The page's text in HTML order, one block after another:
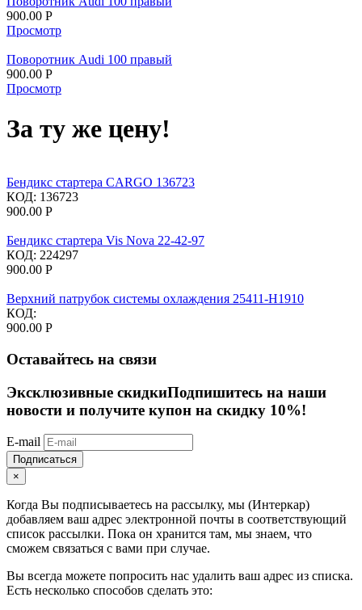
900.00 Р
Просмотр
Поворотник Audi 100 правый
900.00 Р
Просмотр
За ту же цену!
Бендикс стартера CARGO 136723
КОД: 136723
900.00 Р
Бендикс стартера Vis Nova 22-42-97
КОД: 224297
900.00 Р
Верхний патрубок системы охлаждения 25411-H1910
КОД:
900.00 Р
Оставайтесь на связи
Эксклюзивные скидкиПодпишитесь на наши
новости и получите купон на скидку 10%!
E-mail
Подписаться
×
Когда Вы подписываетесь на рассылку, мы (Интеркар)
добавляем ваш адрес электронной почты в соответствующий
список рассылки. Пока он хранится там, мы знаем, что
сможем связаться с вами при случае.
Вы всегда можете попросить нас удалить ваш адрес из списка.
Есть несколько способов сделать это: